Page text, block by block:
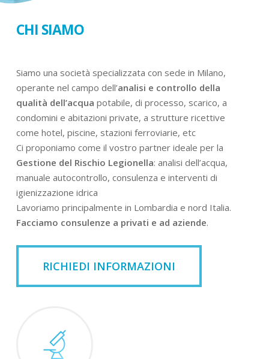
CHI SIAMO
Siamo una società specializzata con sede in Milano,
operante nel campo dell’analisi e controllo della
qualità dell’acqua potabile, di processo, scarico, a
condomini e abitazioni private, a strutture ricettive
come hotel, piscine, stazioni ferroviarie, etc
Ci proponiamo come il vostro partner ideale per la
Gestione del Rischio Legionella: analisi dell’acqua,
manuale autocontrollo, consulenza e interventi di
igienizzazione idrica
Lavoriamo principalmente in Lombardia e nord Italia.
Facciamo consulenze a privati e ad aziende.
RICHIEDI INFORMAZIONI